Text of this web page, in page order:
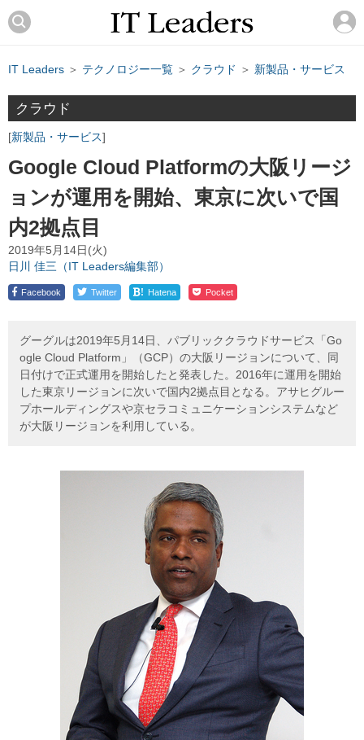
IT Leaders ＞ テクノロジー一覧 ＞ クラウド ＞ 新製品・サービス
クラウド
新製品・サービス
Google Cloud Platformの大阪リージ
ョンが運用を開始、東京に次いで国
内2拠点目
2019年5月14日(火)
日川 佳三（IT Leaders編集部）
Facebook Twitter ! Hatena Pocket
グーグルは2019年5月14日、パブリッククラウドサービス「Go
ogle Cloud Platform」（GCP）の大阪リージョンについて、同
日付けで正式運用を開始したと発表した。2016年に運用を開始
した東京リージョンに次いで国内2拠点目となる。アサヒグルー
プホールディングスや京セラコミュニケーションシステムなど
が大阪リージョンを利用している。